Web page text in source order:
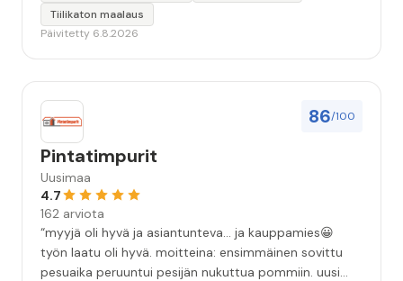
hyvä, yhteydenpito erinomaista, jälkityöt tehtiin
huolellisesti. Suosittelen. Erityiskiitos itse maalareille:
Tiilikaton maalaus
Päivitetty 6.8.2026
86/100
Pintatimpurit
Uusimaa
4.7
162 arviota
“myyjä oli hyvä ja asiantunteva... ja kauppamies😀
työn laatu oli hyvä. moitteina: ensimmäinen sovittu
pesuaika peruuntui pesijän nukuttua pommiin. uusi